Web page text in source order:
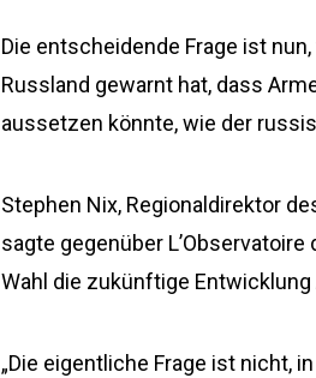
Die entscheidende Frage ist
Russland gewarnt hat, dass
aussetzen könnte, wie der
Stephen Nix, Regionaldirektor
sagte gegenüber L’Observatoire
Wahl die zukünftige
„Die eigentliche Frage ist nicht,